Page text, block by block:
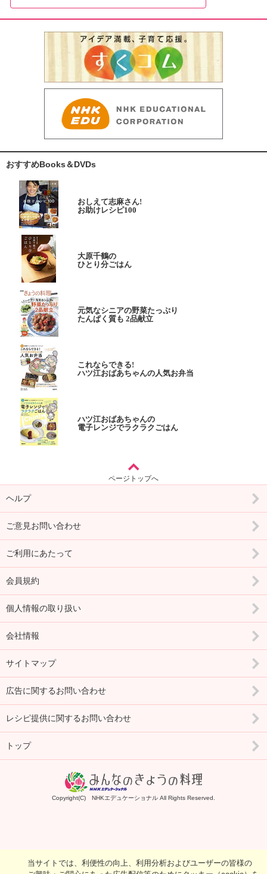
おすすめBooks＆DVDs
おしえて志麻さん!
お助けレシピ100
大原千鶴の
ひとり分ごはん
元気なシニアの野菜たっぷり
たんぱく質も 2品献立
これならできる!
ハツ江おばあちゃんの人気お弁当
ハツ江おばあちゃんの
電子レンジでラクラクごはん
ページトップへ
ヘルプ
ご意見お問い合わせ
ご利用にあたって
会員規約
個人情報の取り扱い
会社情報
サイトマップ
広告に関するお問い合わせ
レシピ提供に関するお問い合わせ
トップ
Copyright(C) NHKエデュケーショナル All Rights Reserved.
当サイトでは、利便性の向上、利用分析およびユーザーの皆様の